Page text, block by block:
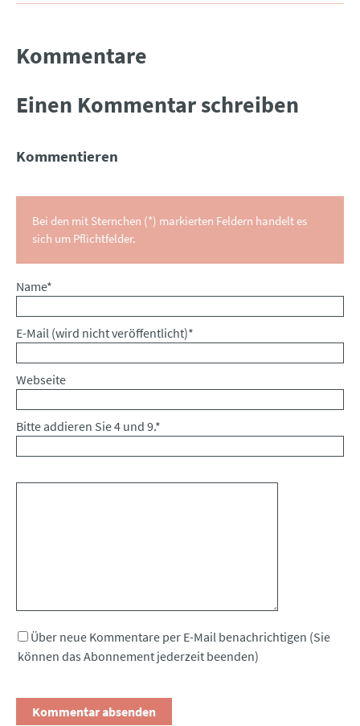
Kommentare
Einen Kommentar schreiben
Kommentieren
Bei den mit Sternchen (*) markierten Feldern handelt es
sich um Pflichtfelder.
Pflichtfeld
Name*
Pflichtfeld
E-Mail (wird nicht veröffentlicht)*
Webseite
Bitte addieren Sie 4 und 9.*
Über neue Kommentare per E-Mail benachrichtigen (Sie
können das Abonnement jederzeit beenden)